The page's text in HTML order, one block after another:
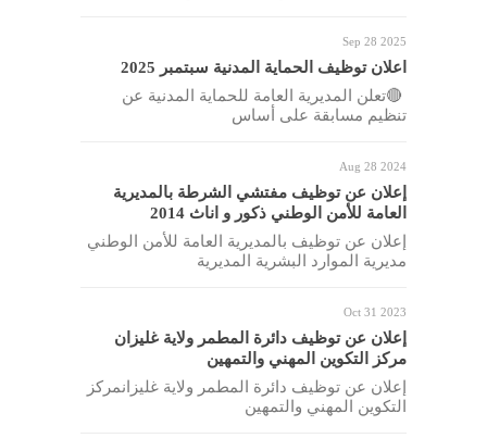
Sep 28 2025
اعلان توظيف الحماية المدنية سبتمبر 2025
🔴تعلن المديرية العامة للحماية المدنية عن
تنظيم مسابقة على أساس
Aug 28 2024
إعلان عن توظيف مفتشي الشرطة بالمديرية
العامة للأمن الوطني ذكور و اناث 2014
إعلان عن توظيف بالمديرية العامة للأمن الوطني
مديرية الموارد البشرية المديرية
Oct 31 2023
إعلان عن توظيف دائرة المطمر ولاية غليزان
مركز التكوين المهني والتمهين
إعلان عن توظيف دائرة المطمر ولاية غليزانمركز
التكوين المهني والتمهين